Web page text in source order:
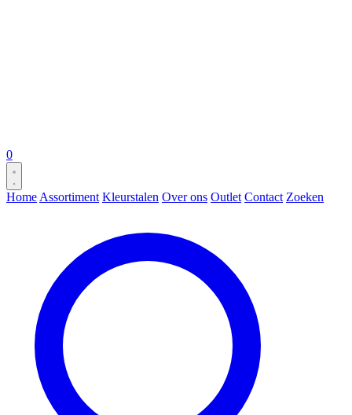
0
Home Assortiment Kleurstalen Over ons Outlet Contact Zoeken